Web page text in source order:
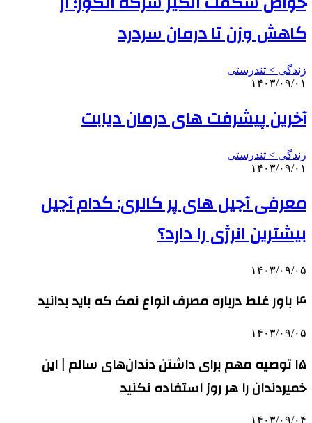
کاهش وزن تا درمان سردرد
زندگی > تندرستی
۱۴۰۳/۰۹/۰۱
آخرین پیشرفت‌ های درمان دیابت
زندگی > تندرستی
۱۴۰۳/۰۹/۰۱
معرفی آجیل های پر کالری: کدام آجیل
بیشترین انرژی را دارد؟
۱۴۰۳/۰۹/۰۵
۴ باور غلط درباره مصرف انواع نمک که باید بدانید
۱۴۰۳/۰۹/۰۵
۱۵ توصیه مهم برای داشتن دندان‌های سالم | این
خمیردندان را هر روز استفاده نکنید
۱۴۰۳/۰۹/۰۴